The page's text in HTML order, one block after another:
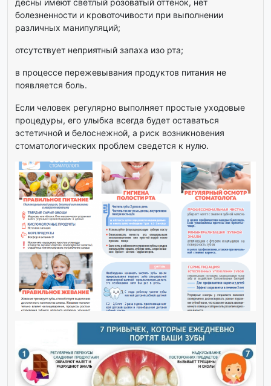
десны имеют светлый розоватый оттенок, нет
болезненности и кровоточивости при выполнении
различных манипуляций;
отсутствует неприятный запаха изо рта;
в процессе пережевывания продуктов питания не
появляется боль.
Если человек регулярно выполняет простые уходовые
процедуры, его улыбка всегда будет оставаться
эстетичной и белоснежной, а риск возникновения
стоматологических проблем сведется к нулю.